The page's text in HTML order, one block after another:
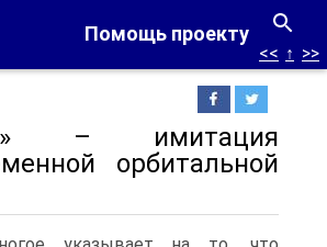
Помощь проекту
<< ↑ >>
– имитация
орбитальной